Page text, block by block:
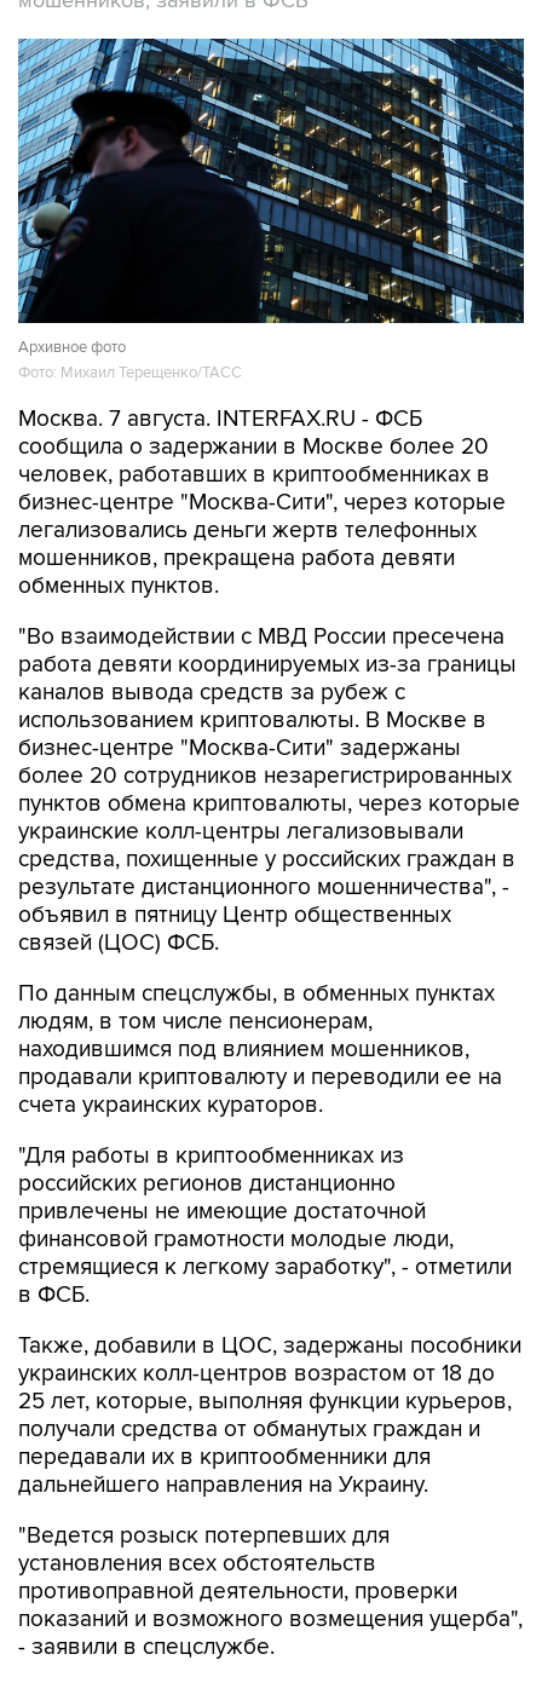
Архивное фото
Фото: Михаил Терещенко/ТАСС
Москва. 7 августа. INTERFAX.RU - ФСБ
сообщила о задержании в Москве более 20
человек, работавших в криптообменниках в
бизнес-центре "Москва-Сити", через которые
легализовались деньги жертв телефонных
мошенников, прекращена работа девяти
обменных пунктов.
"Во взаимодействии с МВД России пресечена
работа девяти координируемых из-за границы
каналов вывода средств за рубеж с
использованием криптовалюты. В Москве в
бизнес-центре "Москва-Сити" задержаны
более 20 сотрудников незарегистрированных
пунктов обмена криптовалюты, через которые
украинские колл-центры легализовывали
средства, похищенные у российских граждан в
результате дистанционного мошенничества", -
объявил в пятницу Центр общественных
связей (ЦОС) ФСБ.
По данным спецслужбы, в обменных пунктах
людям, в том числе пенсионерам,
находившимся под влиянием мошенников,
продавали криптовалюту и переводили ее на
счета украинских кураторов.
"Для работы в криптообменниках из
российских регионов дистанционно
привлечены не имеющие достаточной
финансовой грамотности молодые люди,
стремящиеся к легкому заработку", - отметили
в ФСБ.
Также, добавили в ЦОС, задержаны пособники
украинских колл-центров возрастом от 18 до
25 лет, которые, выполняя функции курьеров,
получали средства от обманутых граждан и
передавали их в криптообменники для
дальнейшего направления на Украину.
"Ведется розыск потерпевших для
установления всех обстоятельств
противоправной деятельности, проверки
показаний и возможного возмещения ущерба",
- заявили в спецслужбе.